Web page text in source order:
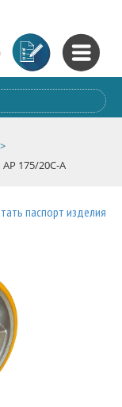
AP 175/20C-A
паспорт изделия